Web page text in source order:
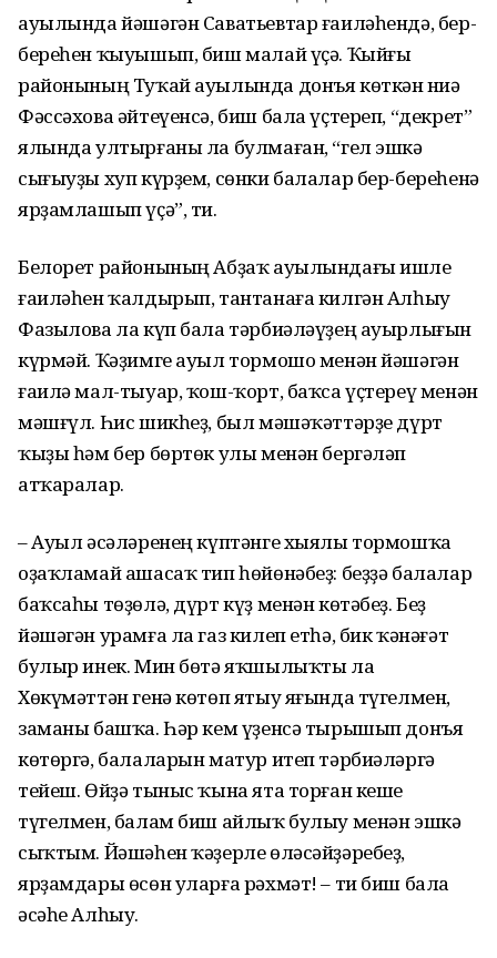
ауылында йәшәгән Саватьевтар ғаиләһендә, бер-
береһен ҡыуышып, биш малай үҫә. Ҡыйғы
районының Туҡай ауылында донъя көткән Әниә
Фәссәхова әйтеүенсә, биш бала үҫтереп, “декрет”
ялында ултырғаны ла булмаған, “гел эшкә
сығыуҙы хуп күрҙем, сөнки балалар бер-береһенә
ярҙамлашып үҫә”, ти.
Белорет районының Абҙаҡ ауылындағы ишле
ғаиләһен ҡалдырып, тантанаға килгән Алһыу
Фазылова ла күп бала тәрбиәләүҙең ауырлығын
күрмәй. Ҡәҙимге ауыл тормошо менән йәшәгән
ғаилә мал-тыуар, ҡош-ҡорт, баҡса үҫтереү менән
мәшғүл. Һис шикһеҙ, был мәшәҡәттәрҙе дүрт
ҡыҙы һәм бер бөртөк улы менән бергәләп
атҡаралар.
– Ауыл әсәләренең күптәнге хыялы тормошҡа
оҙаҡламай ашасаҡ тип һөйөнәбеҙ: беҙҙә балалар
баҡсаһы төҙөлә, дүрт күҙ менән көтәбеҙ. Беҙ
йәшәгән урамға ла газ килеп етһә, бик ҡәнәғәт
булыр инек. Мин бөтә яҡшылыҡты ла
Хөкүмәттән генә көтөп ятыу яғында түгелмен,
заманы башҡа. Һәр кем үҙенсә тырышып донъя
көтөргә, балаларын матур итеп тәрбиәләргә
тейеш. Өйҙә тыныс ҡына ята торған кеше
түгелмен, балам биш айлыҡ булыу менән эшкә
сыҡтым. Йәшәһен ҡәҙерле өләсәйҙәребеҙ,
ярҙамдары өсөн уларға рәхмәт! – ти биш бала
әсәһе Алһыу.